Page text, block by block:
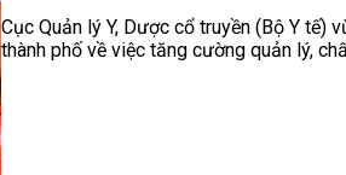
Cục Quản lý Y, Dược cổ truyền (Bộ Y tế)
thành phố về việc tăng cường quản lý,